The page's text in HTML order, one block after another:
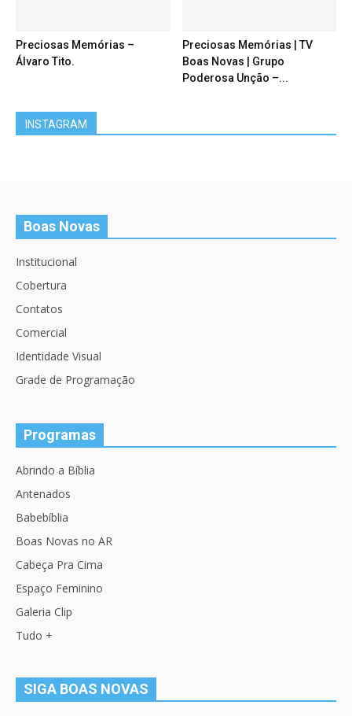
Preciosas Memórias –
Álvaro Tito.
Preciosas Memórias | TV
Boas Novas | Grupo
Poderosa Unção –...
INSTAGRAM
Boas Novas
Institucional
Cobertura
Contatos
Comercial
Identidade Visual
Grade de Programação
Programas
Abrindo a Bíblia
Antenados
Babebíblia
Boas Novas no AR
Cabeça Pra Cima
Espaço Feminino
Galeria Clip
Tudo +
SIGA BOAS NOVAS